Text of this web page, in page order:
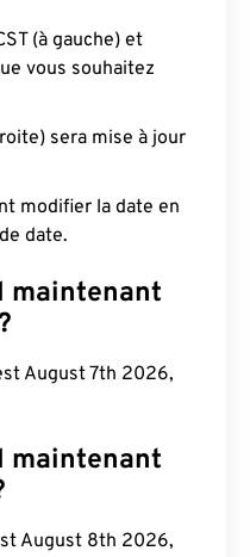
(à gauche) et
vous souhaitez
sera mise à jour
modifier la date en
date.
maintenant
August 7th 2026,
maintenant
August 8th 2026,